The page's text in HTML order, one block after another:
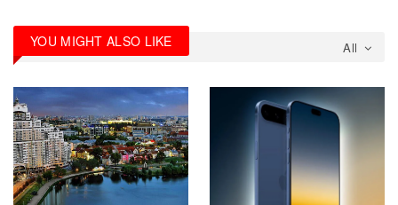
All
YOU MIGHT ALSO LIKE